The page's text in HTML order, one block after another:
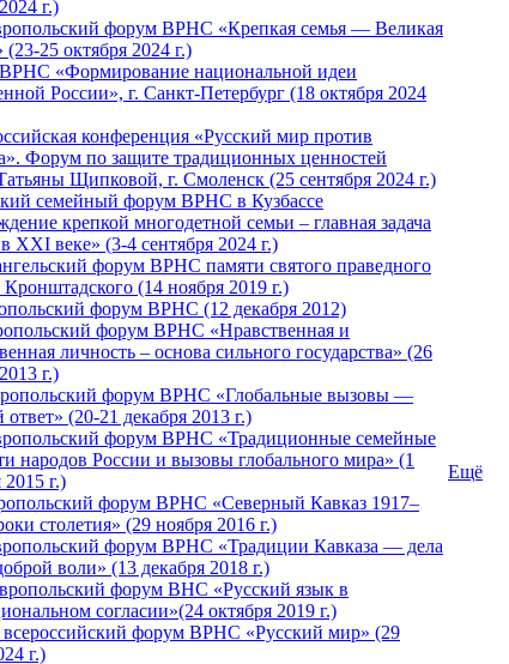
г.)
форум ВРНС «Крепкая семья — Великая
(23-25 октября 2024 г.)
«Формирование национальной идеи
России», г. Санкт-Петербург (18 октября 2024
конференция «Русский мир против
Форум по защите традиционных ценностей
Щипковой, г. Смоленск (25 сентября 2024 г.)
семейный форум ВРНС в Кузбассе
крепкой многодетной семьи – главная задача
XXI веке» (3-4 сентября 2024 г.)
форум ВРНС памяти святого праведного
(14 ноября 2019 г.)
форум ВРНС (12 декабря 2012)
форум ВРНС «Нравственная и
личность – основа сильного государства» (26
г.)
форум ВРНС «Глобальные вызовы —
ответ» (20-21 декабря 2013 г.)
форум ВРНС «Традиционные семейные
народов России и вызовы глобального мира» (1
2015 г.)
форум ВРНС «Северный Кавказ 1917–
столетия» (29 ноября 2016 г.)
форум ВРНС «Традиции Кавказа — дела
воли» (13 декабря 2018 г.)
форум ВHС «Русский язык в
согласии»(24 октября 2019 г.)
форум ВРНС «Русский мир» (29
г.)
Ещё